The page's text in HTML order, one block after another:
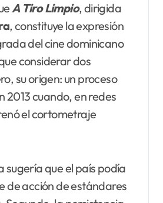
A Tiro Limpio, dirigida
, constituye la expresión
del cine dominicano
considerar dos
su origen: un proceso
2013 cuando, en redes
el cortometraje
sugería que el país podía
de acción de estándares